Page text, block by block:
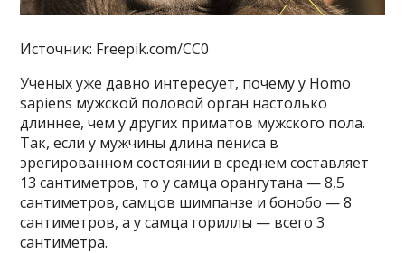
Источник: Freepik.com/CC0
Ученых уже давно интересует, почему у Homo
sapiens мужской половой орган настолько
длиннее, чем у других приматов мужского пола.
Так, если у мужчины длина пениса в
эрегированном состоянии в среднем составляет
13 сантиметров, то у самца орангутана — 8,5
сантиметров, самцов шимпанзе и бонобо — 8
сантиметров, а у самца гориллы — всего 3
сантиметра.